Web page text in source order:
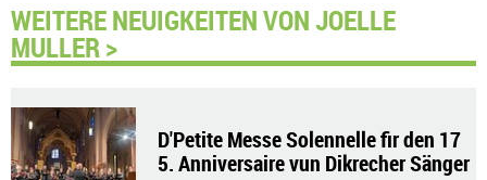
WEITERE NEUIGKEITEN VON JOELLE
MULLER >
D'Petite Messe Solennelle fir den 17
5. Anniversaire vun Dikrecher Sänger